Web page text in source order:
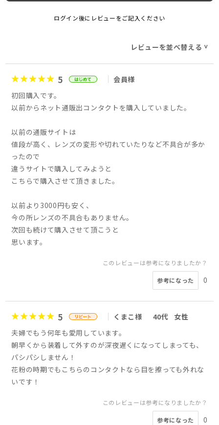
ログイン後にレビューをご記入ください
レビューを並べ替える >
5
会員様
初回購入です。
以前からネット通販出コンタクトを購入していました。
以前の通販サイトは
値段が高く、レンズの変形や切れていたりなど不具合が多か
ったので
違うサイトで購入してみようと
こちらで購入させて頂きました。
以前より3000円も安く、
今の所レンズの不具合もありません。
次回も続けて購入させて頂こうと
思います。
このレビューは参考になりましたか？
参考になった 0
5 くまこ様 40代
女性
夫婦でもう何年も愛用しています。
朝早くから装着して外すのが深夜遅くになってしまっても、
パシパシしません！
花粉の時期でもこちらのコンタクトなら目を擦っても外れな
いです！
このレビューは参考になりましたか？
参考になった 0